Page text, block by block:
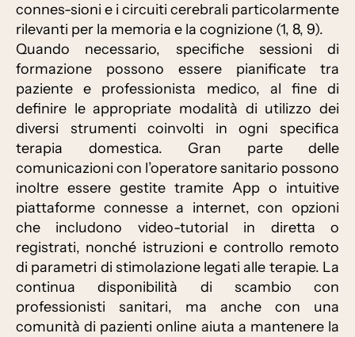
connes-sioni e i circuiti cerebrali particolarmente
rilevanti per la memoria e la cognizione (1, 8, 9).
Quando necessario, specifiche sessioni di
formazione possono essere pianificate tra
paziente e professionista medico, al fine di
definire le appropriate modalità di utilizzo dei
diversi strumenti coinvolti in ogni specifica
terapia domestica. Gran parte delle
comunicazioni con l’operatore sanitario possono
inoltre essere gestite tramite App o intuitive
piattaforme connesse a internet, con opzioni
che includono video-tutorial in diretta o
registrati, nonché istruzioni e controllo remoto
di parametri di stimolazione legati alle terapie. La
continua disponibilità di scambio con
professionisti sanitari, ma anche con una
comunità di pazienti online aiuta a mantenere la